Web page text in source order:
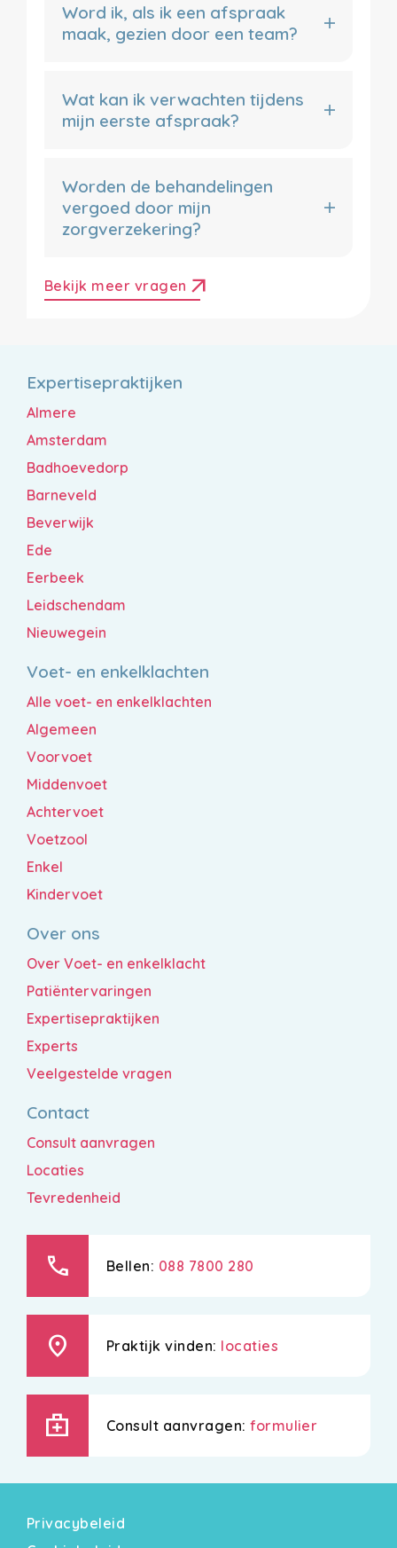
Word ik, als ik een afspraak
maak, gezien door een team?
Wat kan ik verwachten tijdens
mijn eerste afspraak?
Worden de behandelingen
vergoed door mijn
zorgverzekering?
Bekijk meer vragen arrow_outward
Expertisepraktijken
Almere
Amsterdam
Badhoevedorp
Barneveld
Beverwijk
Ede
Eerbeek
Leidschendam
Nieuwegein
Voet- en enkelklachten
Alle voet- en enkelklachten
Algemeen
Voorvoet
Middenvoet
Achtervoet
Voetzool
Enkel
Kindervoet
Over ons
Over Voet- en enkelklacht
Patiëntervaringen
Expertisepraktijken
Experts
Veelgestelde vragen
Contact
Consult aanvragen
Locaties
Tevredenheid
call Bellen: 088 7800 280
location_on Praktijk vinden: locaties
medical_services Consult aanvragen:formulier
Privacybeleid